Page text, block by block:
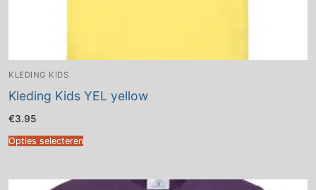
KLEDING KIDS
Kleding Kids YEL yellow
€3.95
Opties selecteren